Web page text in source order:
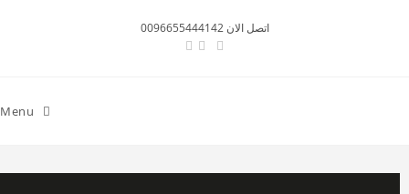
اتصل الان 0096655444142
Menu